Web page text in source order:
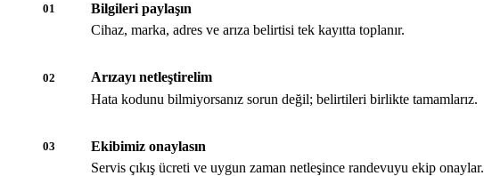
01
Bilgileri paylaşın
Cihaz, marka, adres ve arıza belirtisi tek kayıtta toplanır.
02
Arızayı netleştirelim
Hata kodunu bilmiyorsanız sorun değil; belirtileri birlikte tamamlarız.
03
Ekibimiz onaylasın
Servis çıkış ücreti ve uygun zaman netleşince randevuyu ekip onaylar.